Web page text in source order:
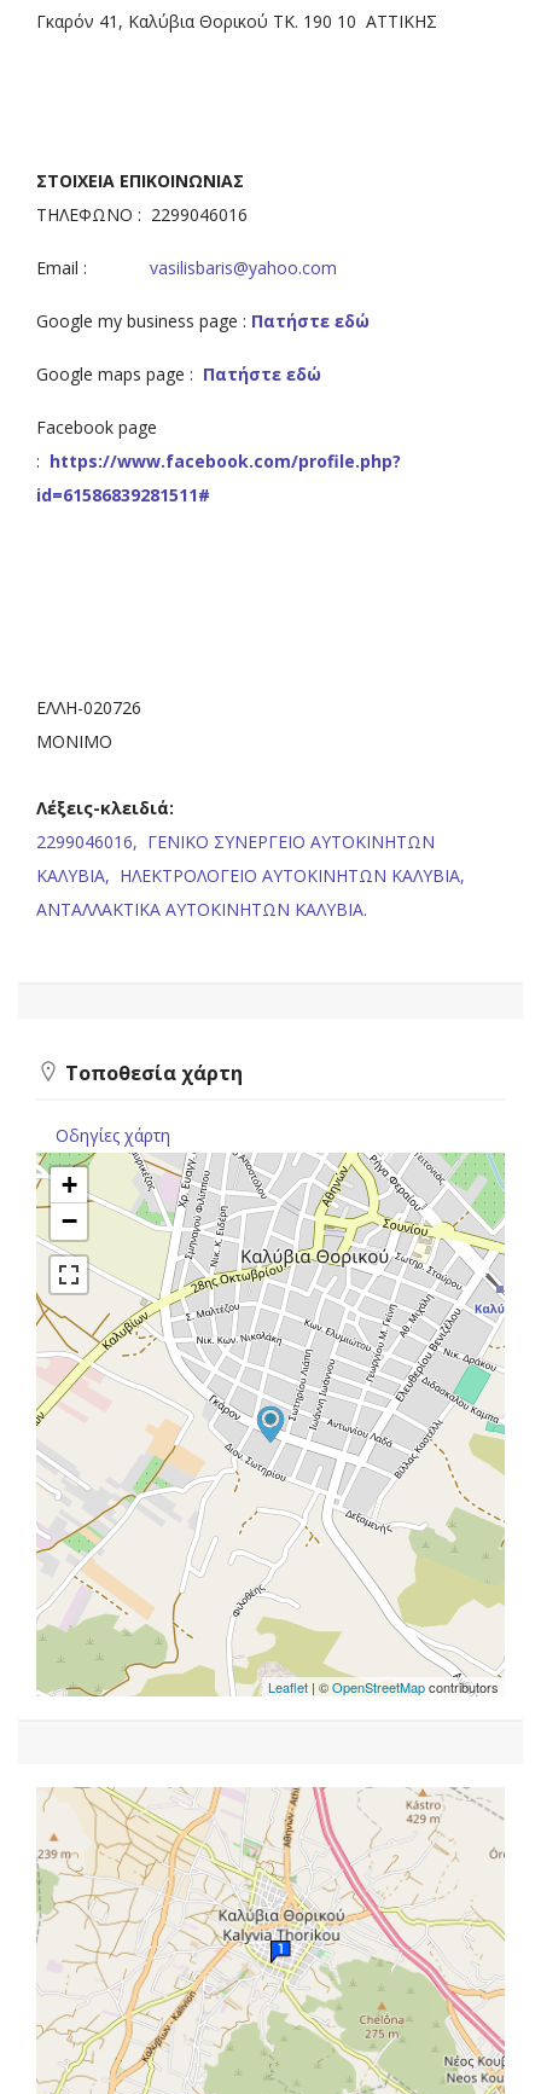
Γκαρόν 41, Καλύβια Θορικού ΤΚ. 190 10 ΑΤΤΙΚΗΣ
ΣΤΟΙΧΕΙΑ ΕΠΙΚΟΙΝΩΝΙΑΣ
ΤΗΛΕΦΩΝΟ : 2299046016
Email : vasilisbaris@yahoo.com
Google my business page : Πατήστε εδώ
Google maps page : Πατήστε εδώ
Facebook page
: https://www.facebook.com/profile.php?
id=61586839281511#
ΕΛΛΗ-020726
ΜΟΝΙΜΟ
Λέξεις-κλειδιά:
2299046016, ΓΕΝΙΚΟ ΣΥΝΕΡΓΕΙΟ ΑΥΤΟΚΙΝΗΤΩΝ
ΚΑΛΥΒΙΑ, ΗΛΕΚΤΡΟΛΟΓΕΙΟ ΑΥΤΟΚΙΝΗΤΩΝ ΚΑΛΥΒΙΑ,
ΑΝΤΑΛΛΑΚΤΙΚΑ ΑΥΤΟΚΙΝΗΤΩΝ ΚΑΛΥΒΙΑ.
Τοποθεσία χάρτη
Οδηγίες χάρτη
+
−
Leaflet | ©OpenStreetMapcontributors